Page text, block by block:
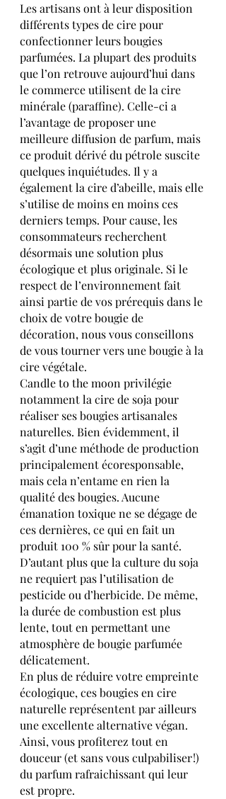
Les artisans ont à leur disposition
différents types de cire pour
confectionner leurs bougies
parfumées. La plupart des produits
que l’on retrouve aujourd’hui dans
le commerce utilisent de la cire
minérale (paraffine). Celle-ci a
l’avantage de proposer une
meilleure diffusion de parfum, mais
ce produit dérivé du pétrole suscite
quelques inquiétudes. Il y a
également la cire d’abeille, mais elle
s’utilise de moins en moins ces
derniers temps. Pour cause, les
consommateurs recherchent
désormais une solution plus
écologique et plus originale. Si le
respect de l’environnement fait
ainsi partie de vos prérequis dans le
choix de votre bougie de
décoration, nous vous conseillons
de vous tourner vers une bougie à la
cire végétale.
Candle to the moon privilégie
notamment la cire de soja pour
réaliser ses bougies artisanales
naturelles. Bien évidemment, il
s’agit d’une méthode de production
principalement écoresponsable,
mais cela n’entame en rien la
qualité des bougies. Aucune
émanation toxique ne se dégage de
ces dernières, ce qui en fait un
produit 100 % sûr pour la santé.
D’autant plus que la culture du soja
ne requiert pas l’utilisation de
pesticide ou d’herbicide. De même,
la durée de combustion est plus
lente, tout en permettant une
atmosphère de bougie parfumée
délicatement.
En plus de réduire votre empreinte
écologique, ces bougies en cire
naturelle représentent par ailleurs
une excellente alternative végan.
Ainsi, vous profiterez tout en
douceur (et sans vous culpabiliser !)
du parfum rafraichissant qui leur
est propre.